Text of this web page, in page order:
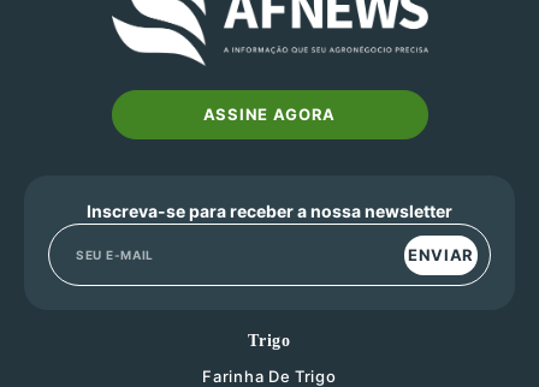
ASSINE AGORA
Inscreva-se para receber a nossa newsletter
ENVIAR
Trigo
Farinha De Trigo